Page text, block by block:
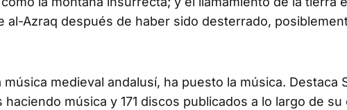
al-Azraq después de haber sido desterrado,
medieval andalusí, ha puesto la música. Destaca
música y 171 discos publicados a lo largo de